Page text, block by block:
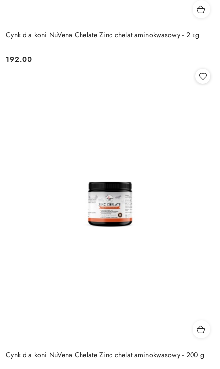
Cynk dla koni NuVena Chelate Zinc chelat aminokwasowy - 2 kg
Cena:
192.00
Cynk dla koni NuVena Chelate Zinc chelat aminokwasowy - 200 g